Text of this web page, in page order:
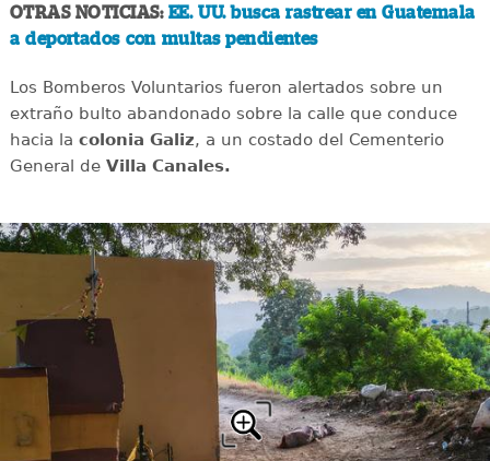
OTRAS NOTICIAS: EE. UU. busca rastrear en Guatemala
a deportados con multas pendientes
Los Bomberos Voluntarios fueron alertados sobre un
extraño bulto abandonado sobre la calle que conduce
hacia la colonia Galiz, a un costado del Cementerio
General de Villa Canales.